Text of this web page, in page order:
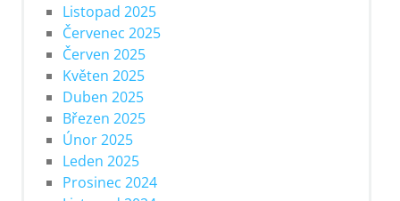
Listopad 2025
Červenec 2025
Červen 2025
Květen 2025
Duben 2025
Březen 2025
Únor 2025
Leden 2025
Prosinec 2024